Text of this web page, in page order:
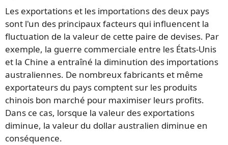
Les exportations et les importations des deux pays
sont l'un des principaux facteurs qui influencent la
fluctuation de la valeur de cette paire de devises. Par
exemple, la guerre commerciale entre les États-Unis
et la Chine a entraîné la diminution des importations
australiennes. De nombreux fabricants et même
exportateurs du pays comptent sur les produits
chinois bon marché pour maximiser leurs profits.
Dans ce cas, lorsque la valeur des exportations
diminue, la valeur du dollar australien diminue en
conséquence.